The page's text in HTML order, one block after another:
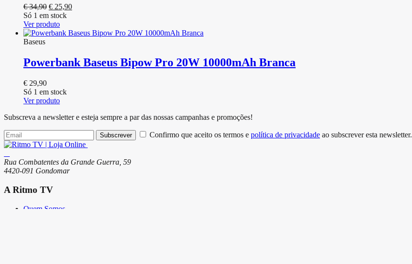
€34,90 O
preço
original
era:
€ 25,90O
é:
Só 1 em stock
Ver produto
Baseus
Powerbank Baseus Bipow Pro 20W 10000mAh Branca
€ 29,90
Só 1 em stock
Ver produto
Subscreva a newsletter e esteja sempre a par das nossas campanhas e promoções!
Subscrever Confirmo que aceito os termos e política de privacidade ao subscrever esta newsletter.
Rua Combatentes da Grande Guerra, 59
4420-091 Gondomar
A Ritmo TV
Quem Somos